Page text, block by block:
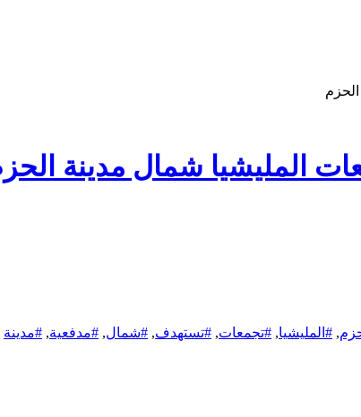
المليشيا شمال مدينة
, #المليشيا, #تجمعات, #تستهدف, #شمال, #مدفعية, #مدينة